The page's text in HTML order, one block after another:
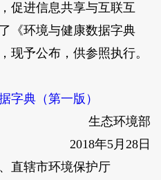
促进信息共享与互联互
《环境与健康数据字典
现予公布，供参照执行。
字典（第一版）
生态环境部
2018年5月28日
辖市环境保护厅